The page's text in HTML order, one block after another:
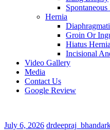
Hernia
Groin Or
Hiatus Hernia
Incisional
Video Gallery
Media
Contact Us
Google Review
July 6, 2026